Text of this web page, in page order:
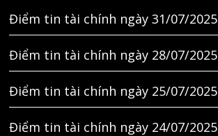
Điểm tin tài chính ngày 31/07/2025
Điểm tin tài chính ngày 28/07/2025
Điểm tin tài chính ngày 25/07/2025
Điểm tin tài chính ngày 24/07/2025